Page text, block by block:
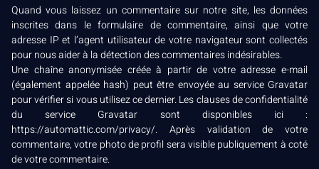
Quand vous laissez un commentaire sur notre site, les données
inscrites dans le formulaire de commentaire, ainsi que votre
adresse IP et l’agent utilisateur de votre navigateur sont collectés
pour nous aider à la détection des commentaires indésirables.
Une chaîne anonymisée créée à partir de votre adresse e-mail
(également appelée hash) peut être envoyée au service Gravatar
pour vérifier si vous utilisez ce dernier. Les clauses de confidentialité
du service Gravatar sont disponibles ici :
https://automattic.com/privacy/. Après validation de votre
commentaire, votre photo de profil sera visible publiquement à coté
de votre commentaire.